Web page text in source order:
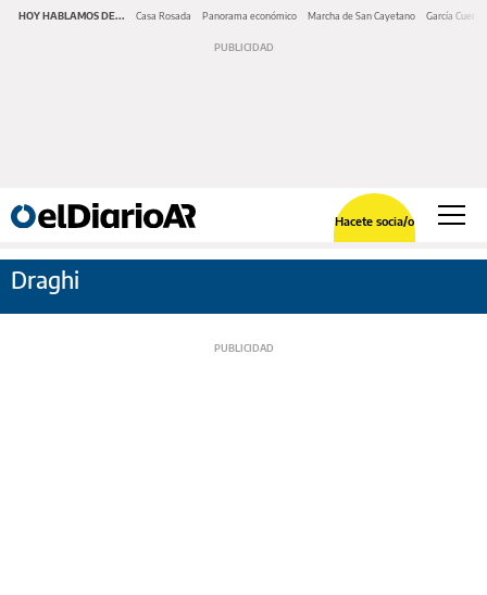
HOY HABLAMOS DE... Casa Rosada Panorama económico Marcha de San Cayetano García Cuerva
Hacete socia/o
Draghi